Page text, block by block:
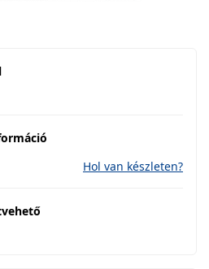
Hol van készleten?